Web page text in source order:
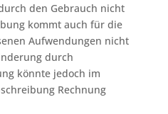
den Gebrauch nicht
kommt auch für die
Aufwendungen nicht
durch
könnte jedoch im
Rechnung